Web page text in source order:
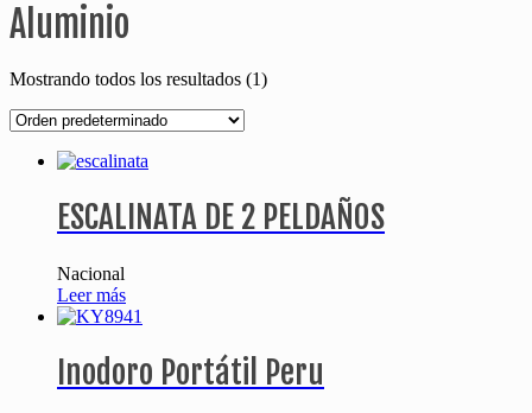
Aluminio
Mostrando todos los resultados (1)
ESCALINATA DE 2 PELDAÑOS
Nacional
Leer más
Inodoro Portátil Peru